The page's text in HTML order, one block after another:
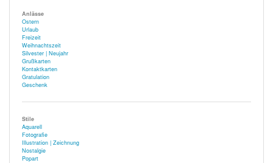
Anlässe
Ostern
Urlaub
Freizeit
Weihnachtszeit
Silvester | Neujahr
Grußkarten
Kontaktkarten
Gratulation
Geschenk
Stile
Aquarell
Fotografie
Illustration | Zeichnung
Nostalgie
Popart